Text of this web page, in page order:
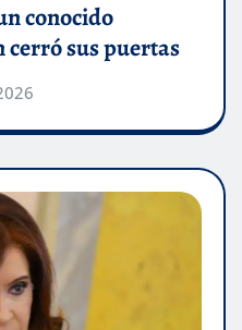
conocido
cerró sus puertas